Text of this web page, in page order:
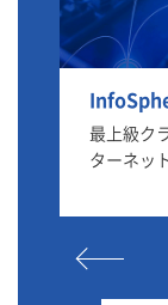
最上級ク
ターネッ